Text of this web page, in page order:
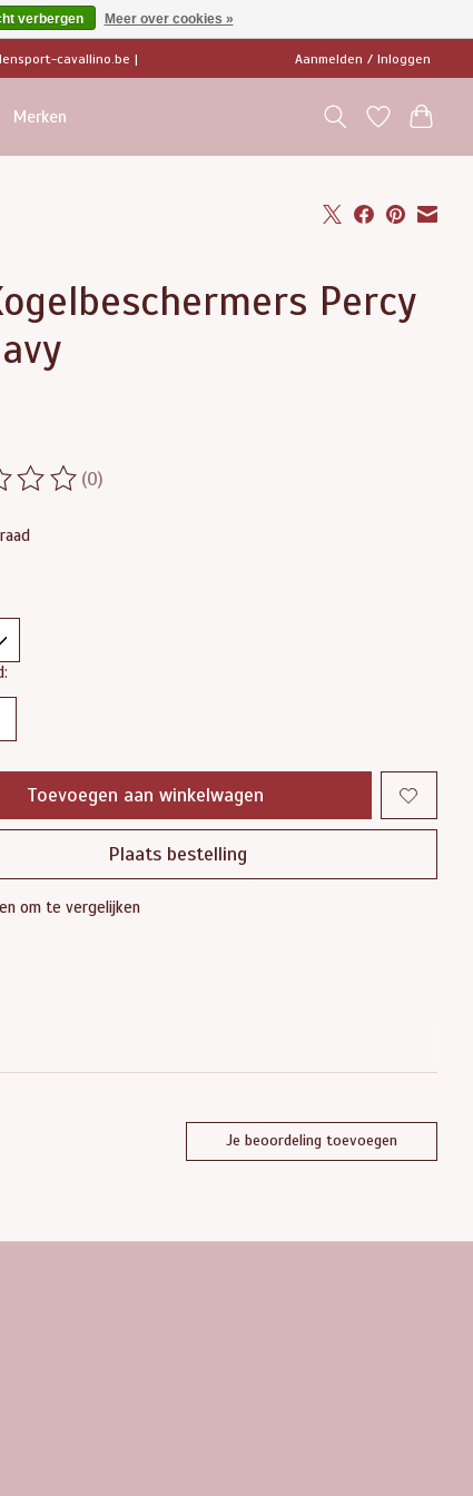
cavallino.be | Aanmelden / Inloggen
Merken
Percy
van dit product is
(0)
Toevoegen aan winkelwagen
Plaats bestelling
om te vergelijken
Je beoordeling toevoegen
verbergen Meer over cookies »